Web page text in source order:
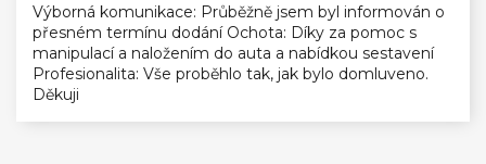
Výborná komunikace: Průběžně jsem byl informován o
přesném termínu dodání Ochota: Díky za pomoc s
manipulací a naložením do auta a nabídkou sestavení
Profesionalita: Vše proběhlo tak, jak bylo domluveno.
Děkuji